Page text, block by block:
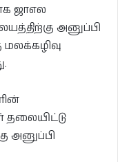
ஜாஎல
அனுப்பி
தலையிட்டு
அனுப்பி